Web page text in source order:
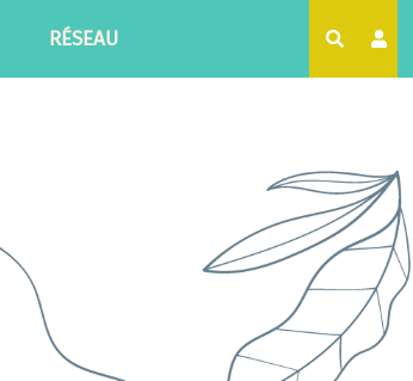
RÉSEAU